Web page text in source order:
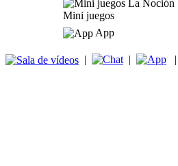
Mini juegos
App
| |